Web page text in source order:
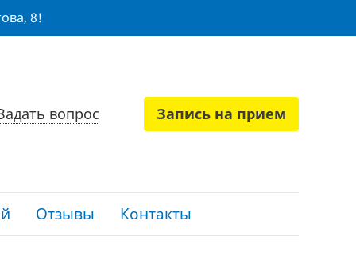
8!
вопрос Запись на прием
Отзывы Контакты